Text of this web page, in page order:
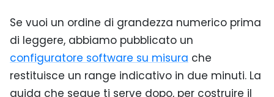
Se vuoi un ordine di grandezza numerico prima
di leggere, abbiamo pubblicato un
configuratore software su misura che
restituisce un range indicativo in due minuti. La
guida che segue ti serve dopo, per costruire il